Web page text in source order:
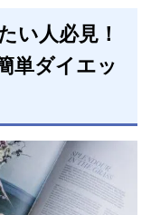
い人必見！
単ダイエッ